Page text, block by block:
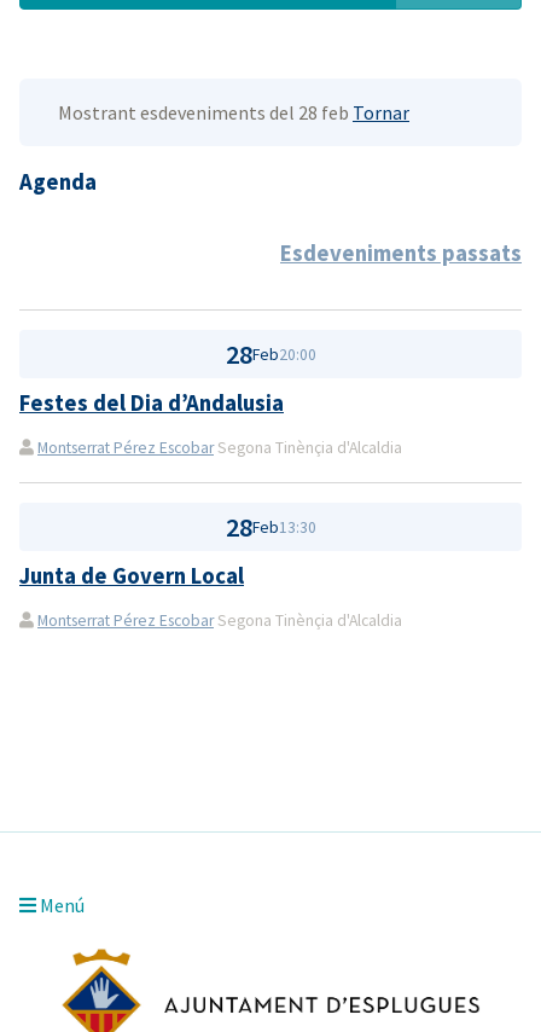
Mostrant esdeveniments del 28 feb Tornar
Agenda
Esdeveniments passats
28Feb20:00
Festes del Dia d’Andalusia
Montserrat Pérez EscobarSegona Tinènçia d'Alcaldia
28Feb13:30
Junta de Govern Local
Montserrat Pérez EscobarSegona Tinènçia d'Alcaldia
Menú